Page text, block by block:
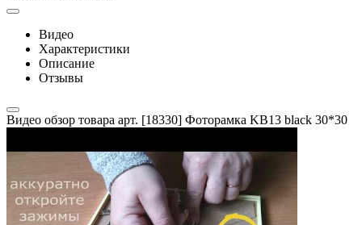
Видео
Характеристики
Описание
Отзывы
Видео обзор товара арт. [18330] Фоторамка KB13 black 30*30